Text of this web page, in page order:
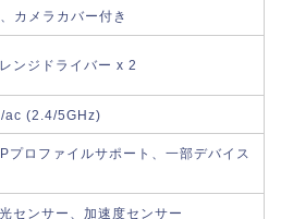
カメラカバー付き
ンジドライバー x 2
ac (2.4/5GHz)
プロファイルサポート、一部デバイス
センサー、加速度センサー